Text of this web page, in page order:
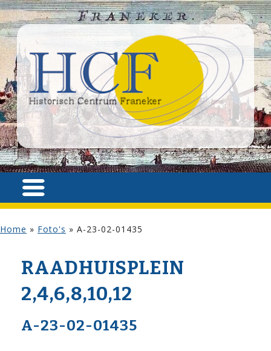
Home » Foto's » A-23-02-01435
RAADHUISPLEIN
2,4,6,8,10,12
A-23-02-01435